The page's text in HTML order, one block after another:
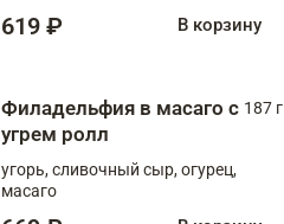
619 ₽ В корзину
Филадельфия в масаго с
угрем ролл
187 г
угорь, сливочный сыр, огурец,
масаго